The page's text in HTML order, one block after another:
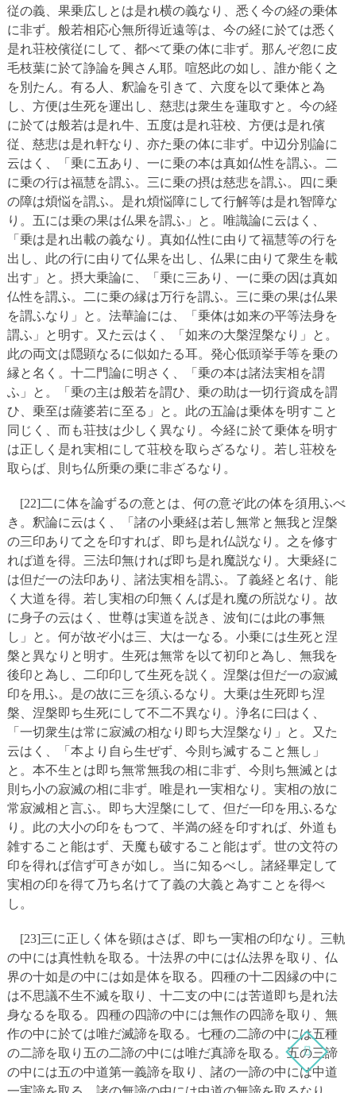
従の義、果乗広しとは是れ横の義なり、悉く今の経の乗体
に非ず。般若相応心無所得近遠等は、今の経に於ては悉く
是れ荘校儐従にして、都べて乗の体に非ず。那んぞ忽に皮
毛枝葉に於て諍論を興さん耶。喧怒此の如し、誰か能く之
を別たん。有る人、釈論を引きて、六度を以て乗体と為
し、方便は生死を運出し、慈悲は衆生を蓮取すと。今の経
に於ては般若は是れ牛、五度は是れ荘校、方便は是れ儐
従、慈悲は是れ軒なり、亦た乗の体に非ず。中辺分別論に
云はく、「乗に五あり、一に乗の本は真如仏性を謂ふ。二
に乗の行は福慧を謂ふ。三に乗の摂は慈悲を謂ふ。四に乗
の障は煩悩を謂ふ。是れ煩悩障にして行解等は是れ智障な
り。五には乗の果は仏果を謂ふ」と。唯識論に云はく、
「乗は是れ出載の義なり。真如仏性に由りて福慧等の行を
出し、此の行に由りて仏果を出し、仏果に由りて衆生を載
出す」と。摂大乗論に、「乗に三あり、一に乗の因は真如
仏性を謂ふ。二に乗の縁は万行を謂ふ。三に乗の果は仏果
を謂ふなり」と。法華論には、「乗体は如来の平等法身を
謂ふ」と明す。又た云はく、「如来の大槃涅槃なり」と。
此の両文は隠顕なるに似如たる耳。発心低頭挙手等を乗の
縁と名く。十二門論に明さく、「乗の本は諸法実相を謂
ふ」と。「乗の主は般若を謂ひ、乗の助は一切行資成を謂
ひ、乗至は薩婆若に至る」と。此の五論は乗体を明すこと
同じく、而も荘技は少しく異なり。今経に於て乗体を明す
は正しく是れ実相にして荘校を取らざるなり。若し荘校を
取らば、則ち仏所乗の乗に非ざるなり。
[22]二に体を論ずるの意とは、何の意ぞ此の体を須用ふべ
き。釈論に云はく、「諸の小乗経は若し無常と無我と涅槃
の三印ありて之を印すれば、即ち是れ仏説なり。之を修す
れば道を得。三法印無ければ即ち是れ魔説なり。大乗経に
は但だ一の法印あり、諸法実相を謂ふ。了義経と名け、能
く大道を得。若し実相の印無くんば是れ魔の所説なり。故
に身子の云はく、世尊は実道を説き、波旬には此の事無
し」と。何が故ぞ小は三、大は一なる。小乗には生死と涅
槃と異なりと明す。生死は無常を以て初印と為し、無我を
後印と為し、二印印して生死を説く。涅槃は但だ一の寂滅
印を用ふ。是の故に三を須ふるなり。大乗は生死即ち涅
槃、涅槃即ち生死にして不二不異なり。浄名に曰はく、
「一切衆生は常に寂滅の相なり即ち大涅槃なり」と。又た
云はく、「本より自ら生ぜず、今則ち滅すること無し」
と。本不生とは即ち無常無我の相に非ず、今則ち無滅とは
則ち小の寂滅の相に非ず。唯是れ一実相なり。実相の放に
常寂滅相と言ふ。即ち大涅槃にして、但だ一印を用ふるな
り。此の大小の印をもつて、半満の経を印すれば、外道も
雑すること能はず、天魔も破すること能はず。世の文符の
印を得れば信ず可きが如し。当に知るべし。諸経畢定して
実相の印を得て乃ち名けて了義の大義と為すことを得べ
し。
[23]三に正しく体を顕はさば、即ち一実相の印なり。三軌
の中には真性軌を取る。十法界の中には仏法界を取り、仏
界の十如是の中には如是体を取る。四種の十二因縁の中に
は不思議不生不滅を取り、十二支の中には苦道即ち是れ法
身なるを取る。四種の四諦の中には無作の四諦を取り、無
作の中に於ては唯だ滅諦を取る。七種の二諦の中には五種
の二諦を取り五の二諦の中には唯だ真諦を取る。五の三諦
の中には五の中道第一義諦を取り、諸の一諦の中には中道